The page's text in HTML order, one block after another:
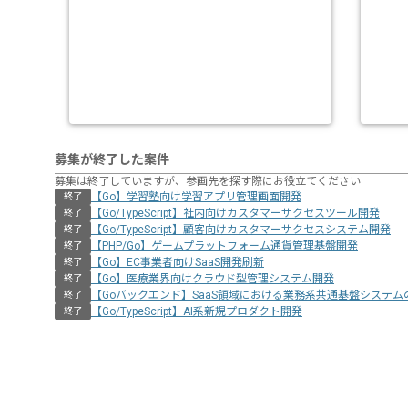
募集が終了した案件
募集は終了していますが、参画先を探す際にお役立てください
終了 【Go】学習塾向け学習アプリ管理画面開発
終了 【Go/TypeScript】社内向けカスタマーサクセスツール開発
終了 【Go/TypeScript】顧客向けカスタマーサクセスシステム開発
終了 【PHP/Go】ゲームプラットフォーム通貨管理基盤開発
終了 【Go】EC事業者向けSaaS開発刷新
終了 【Go】医療業界向けクラウド型管理システム開発
終了 【Goバックエンド】SaaS領域における業務系共通基盤システム
終了 【Go/TypeScript】AI系新規プロダクト開発